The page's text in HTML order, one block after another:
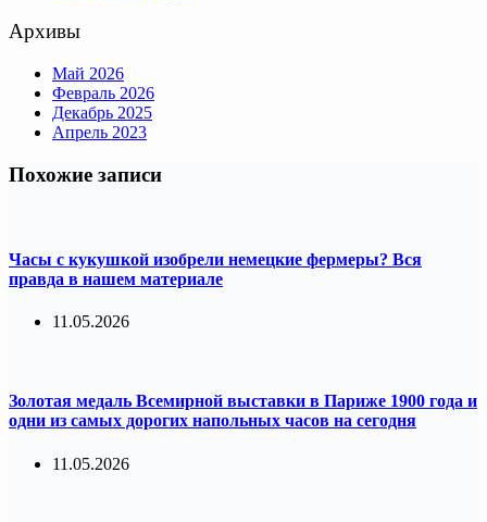
Архивы
Май 2026
Февраль 2026
Декабрь 2025
Апрель 2023
Похожие записи
Часы с кукушкой изобрели немецкие фермеры? Вся
правда в нашем материале
11.05.2026
Золотая медаль Всемирной выставки в Париже 1900 года и
одни из самых дорогих напольных часов на сегодня
11.05.2026